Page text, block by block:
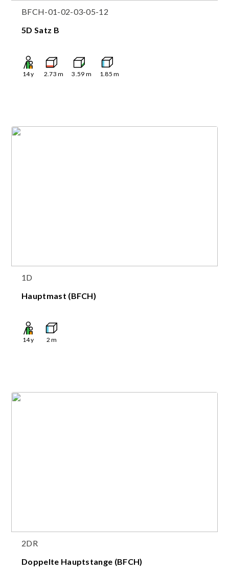
BFCH-01-02-03-05-12
5D Satz B
14y 2.73 m 3.59 m 1.85 m
1D
Hauptmast (BFCH)
14y 2 m
2DR
Doppelte Hauptstange (BFCH)